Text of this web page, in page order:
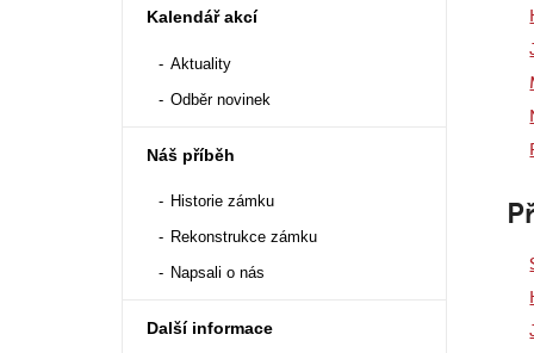
Kalendář akcí
Aktuality
Odběr novinek
Náš příběh
Historie zámku
Rekonstrukce zámku
Napsali o nás
Další informace